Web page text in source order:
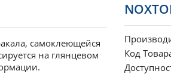
самоклеющейся
на глянцевом
Код